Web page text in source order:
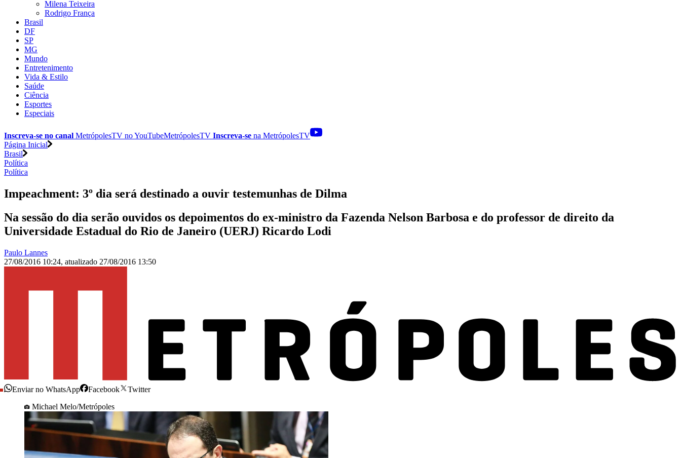
Milena Teixeira
Rodrigo França
Brasil
DF
SP
MG
Mundo
Entretenimento
Vida & Estilo
Saúde
Ciência
Esportes
Especiais
Inscreva-se no canal MetrópolesTV noYouTubeMetrópolesTV Inscreva-se na MetrópolesTV
Página Inicial
Brasil
Política
Política
Impeachment: 3º dia será destinado a ouvir testemunhas de Dilma
Na sessão do dia serão ouvidos os depoimentos do ex-ministro da Fazenda Nelson Barbosa e do professor de direito da
Universidade Estadual do Rio de Janeiro (UERJ) Ricardo Lodi
Paulo Lannes
27/08/2016 10:24, atualizado 27/08/2016 13:50
Enviar no WhatsApp Facebook
Twitter
Michael Melo/Metrópoles